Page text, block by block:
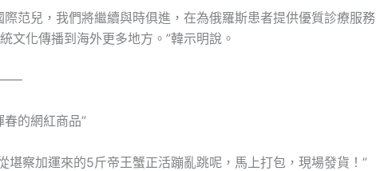
際范兒，我們將繼續與時俱進，在為俄羅斯患者提供優質診療服務
文化傳播到海外更多地方。”韓示明說。
——
的網紅商品”
堪察加運來的5斤帝王蟹正活蹦亂跳呢，馬上打包，現場發貨！”